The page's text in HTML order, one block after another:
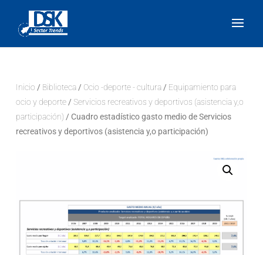
Inicio / Biblioteca/ Ocio -deporte - cultura/ Equipamiento para
ocio y deporte/ Servicios recreativos y deportivos (asistencia y,o
participación) / Cuadro estadístico gasto medio de Servicios
recreativos y deportivos (asistencia y,o participación)